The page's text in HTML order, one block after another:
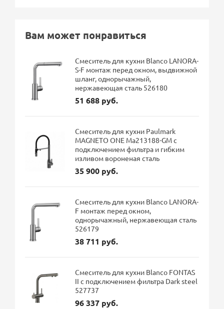
Вам может понравиться
Смеситель для кухни Blanco LANORA-
S-F монтаж перед окном, выдвижной
шланг, однорычажный,
нержавеющая сталь 526180
51 688 руб.
Смеситель для кухни Paulmark
MAGNETO ONE Ma213188-GM с
подключением фильтра и гибким
изливом вороненая сталь
35 900 руб.
Смеситель для кухни Blanco LANORA-
F монтаж перед окном,
однорычажный, нержавеющая сталь
526179
38 711 руб.
Смеситель для кухни Blanco FONTAS
II с подключением фильтра Dark steel
527737
96 337 руб.